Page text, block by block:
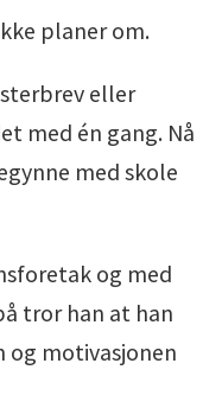
planer om.
eller
med én gang. Nå
med skole
og med
tror han at han
og motivasjonen